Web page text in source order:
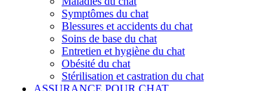
Symptômes du chat
Blessures et accidents du chat
Soins de base du chat
Entretien et hygiène du chat
Obésité du chat
Stérilisation et castration du chat
ASSURANCE POUR CHAT